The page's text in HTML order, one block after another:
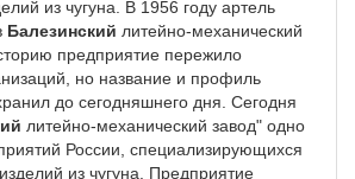
из чугуна. В 1956 году артель
Балезинский литейно-механический
предприятие пережило
но название и профиль
до сегодняшнего дня. Сегодня
литейно-механический завод" одно
России, специализирующихся
из чугуна. Предприятие